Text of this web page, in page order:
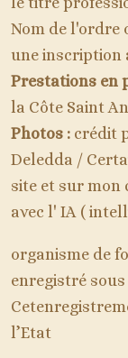
Nom de l'ordre
une inscription
Prestations en
la Côte Saint
Photos : crédit
Deledda /
site et sur mon
avec l' IA (
organisme de
enregistré sous
l’Etat